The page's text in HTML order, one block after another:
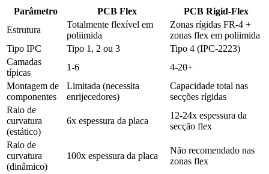
Parâmetro PCB Flex
PCB Rigid-Flex
Estrutura
Totalmente flexível em
poliimida
Zonas rígidas FR-4 +
zonas flex em poliimida
Tipo IPC
Tipo 1, 2 ou 3
Tipo 4 (IPC-2223)
Camadas
típicas
1-6
4-20+
Montagem de
componentes
Limitada (necessita
enrijecedores)
Capacidade total nas
secções rígidas
Raio de
curvatura
(estático)
6x espessura da placa
12-24x espessura da
secção flex
Raio de
curvatura
(dinâmico)
100x espessura da placa
Não recomendado nas
zonas flex